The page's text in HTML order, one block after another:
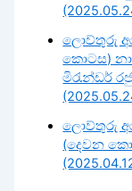
ලොව්තුරු
කොටස)
මිරැන්ඩර්
ලොව්තුරු
(දෙවන